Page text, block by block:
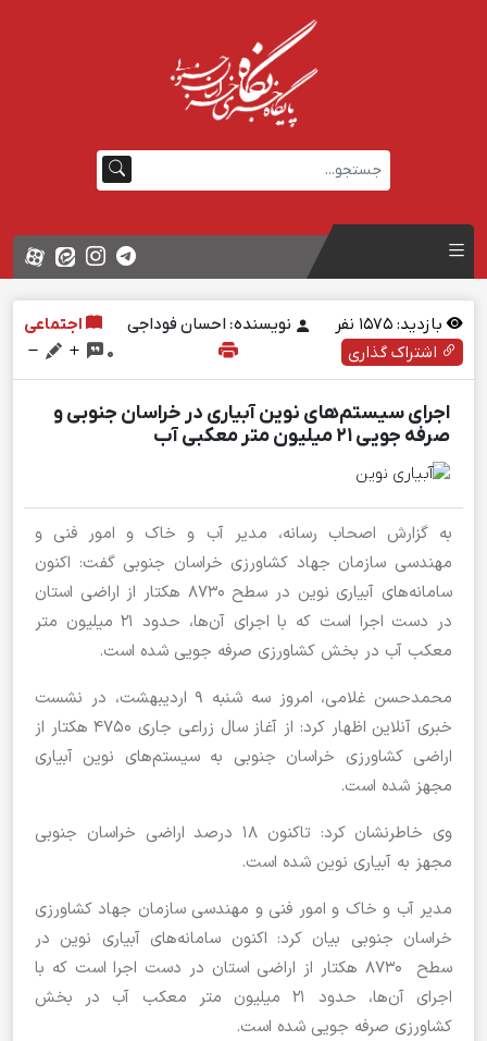
بازدید: نفر نویسنده: احسان فوداجی
اجتماعی
اشتراک گذاری
0
اجرای سیستم‌های نوین آبیاری در خراسان جنوبی و
صرفه جویی 21 میلیون متر معکبی آب
به گزارش اصحاب رسانه، مدیر آب و خاک و امور فنی و
مهندسی سازمان جهاد کشاورزی خراسان جنوبی گفت: اکنون
سامانه‌های آبیاری نوین در سطح 8730 هکتار از اراضی استان
در دست اجرا است که با اجرای آن‌ها، حدود 21 میلیون متر
معکب آب در بخش کشاورزی صرفه جویی شده است.
محمدحسن غلامی، امروز سه شنبه 9 اردیبهشت، در نشست
خبری آنلاین اظهار کرد: از آغاز سال زراعی جاری 4750 هکتار از
اراضی کشاورزی خراسان جنوبی به سیستم‌های نوین آبیاری
مجهز شده است.
وی خاطرنشان کرد: تاکنون ۱۸ درصد اراضی خراسان جنوبی
مجهز به آبیاری نوین شده است.
مدیر آب و خاک و امور فنی و مهندسی سازمان جهاد کشاورزی
خراسان جنوبی بیان کرد: اکنون سامانه‌های آبیاری نوین در
سطح 8730 هکتار از اراضی استان در دست اجرا است که با
اجرای آن‌ها، حدود 21 میلیون متر معکب آب در بخش
کشاورزی صرفه جویی شده است.